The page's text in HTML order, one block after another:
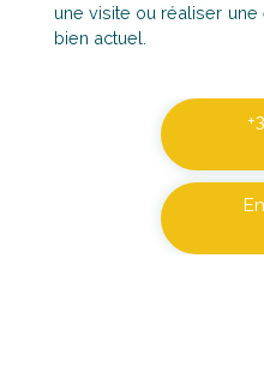
une visite ou réaliser
bien actuel.